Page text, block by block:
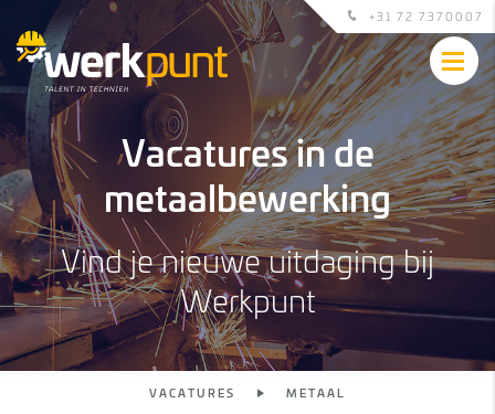
+31 72 7370007
Vacatures in de
metaalbewerking
Vind je nieuwe uitdaging bij
Werkpunt
VACATURES METAAL